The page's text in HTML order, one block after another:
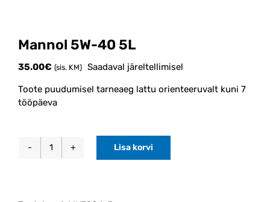
Mannol 5W-40 5L
35.00€ (sis. KM) Saadaval järeltellimisel
Toote puudumisel tarneaeg lattu orienteeruvalt kuni 7
tööpäeva
Mannol
Lisa korvi